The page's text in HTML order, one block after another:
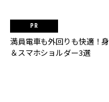
満員電車も外回りも快適！
＆スマホショルダー3選